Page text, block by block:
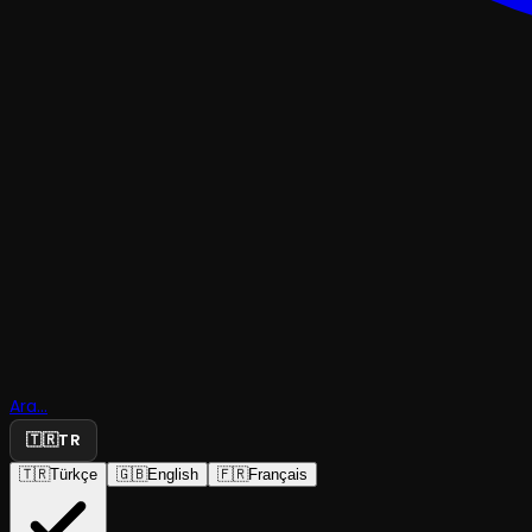
Ara...
🇹🇷TR
🇹🇷Türkçe 🇬🇧English 🇫🇷Français
Otelde